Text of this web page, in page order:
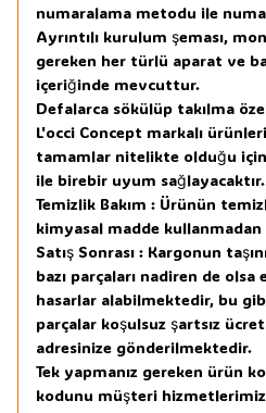
numaralama metodu ile
Ayrıntılı kurulum şeması,
gereken her türlü aparat ve
içeriğinde mevcuttur.
Defalarca sökülüp takılma
L'occi Concept markalı
tamamlar nitelikte olduğu için
ile birebir uyum sağlayacaktır.
Temizlik Bakım : Ürünün
kimyasal madde kullanmadan
Satış Sonrası : Kargonun
bazı parçaları nadiren de
hasarlar alabilmektedir, bu
parçalar koşulsuz şartsız
adresinize gönderilmektedir.
Tek yapmanız gereken ürün
kodunu müşteri